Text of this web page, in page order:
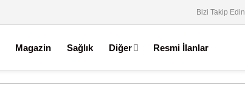
Bizi Takip Edin
Magazin Sağlık Diğer Resmi İlanlar